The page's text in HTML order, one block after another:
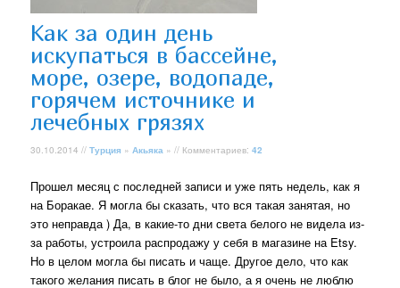
Как за один день
искупаться в бассейне,
море, озере, водопаде,
горячем источнике и
лечебных грязях
30.10.2014 //Турция »Акьяка » // Комментариев:42
Прошел месяц с последней записи и уже пять недель, как я
на Боракае. Я могла бы сказать, что вся такая занятая, но
это неправда ) Да, в какие-то дни света белого не видела из-
за работы, устроила распродажу у себя в магазине на Etsy.
Но в целом могла бы писать и чаще. Другое дело, что как
такого желания писать в блог не было, а я очень не люблю